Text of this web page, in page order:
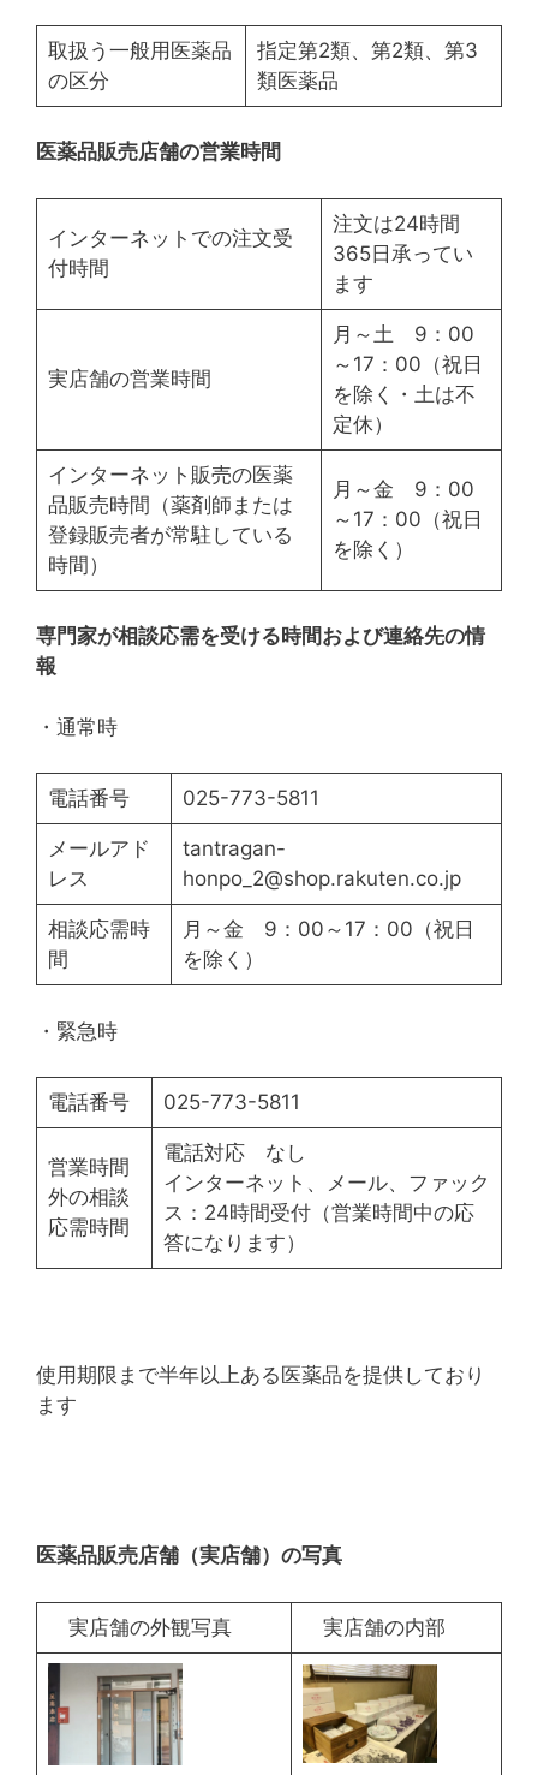
取扱う一般用医薬品
の区分
指定第2類、第2類、第3
類医薬品
医薬品販売店舗の営業時間
インターネットでの注文受
付時間
注文は24時間
365日承ってい
ます
実店舗の営業時間
月～土 9：00
～17：00（祝日
を除く・土は不
定休）
インターネット販売の医薬
品販売時間（薬剤師または
登録販売者が常駐している
時間）
月～金 9：00
～17：00（祝日
を除く）
専門家が相談応需を受ける時間および連絡先の情
報
・通常時
電話番号 025-773-5811
メールアド
レス
tantragan-
honpo_2@shop.rakuten.co.jp
相談応需時
間
月～金 9：00～17：00（祝日
を除く）
・緊急時
電話番号 025-773-5811
営業時間
外の相談
応需時間
電話対応 なし
インターネット、メール、ファック
ス：24時間受付（営業時間中の応
答になります）
使用期限まで半年以上ある医薬品を提供しており
ます
医薬品販売店舗（実店舗）の写真
実店舗の外観写真 実店舗の内部